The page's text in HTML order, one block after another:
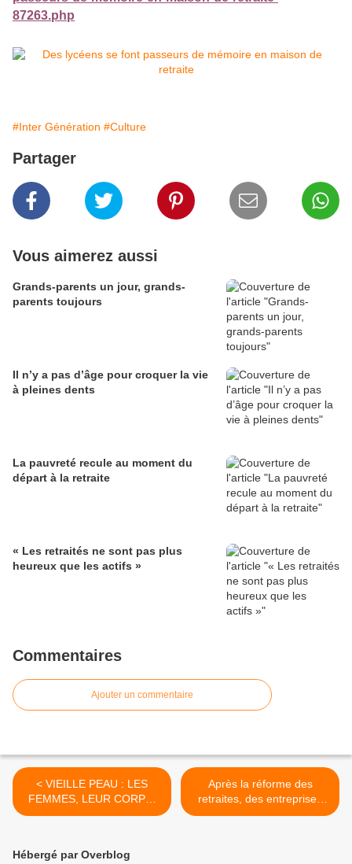
87263.php
#Inter Génération #Culture
Partager
Vous aimerez aussi
Grands-parents un jour, grands-
parents toujours
Il n’y a pas d’âge pour croquer la vie
à pleines dents
La pauvreté recule au moment du
départ à la retraite
« Les retraités ne sont pas plus
heureux que les actifs »
Commentaires
Ajouter un commentaire
< VIEILLE PEAU : LES
FEMMES, LEUR CORPS,
LEUR ÂGE, un ouvrage de
Après la réforme des
retraites, des entreprises
pionnières organisent le
Hébergé par Overblog